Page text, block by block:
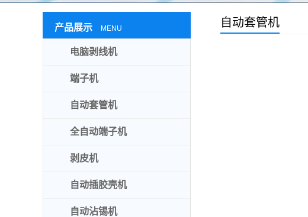
自动套管机
产品展示 MENU
电脑剥线机
端子机
自动套管机
全自动端子机
剥皮机
自动插胶壳机
自动沾锡机